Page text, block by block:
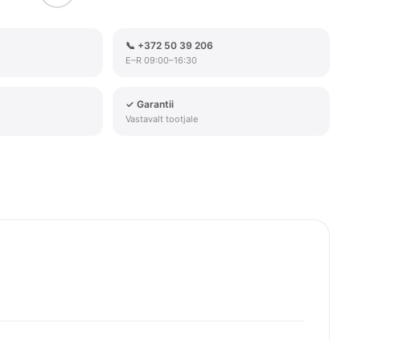
📞 +372 50 39 206
E–R 09:00–16:30
✓ Garantii
Vastavalt tootjale